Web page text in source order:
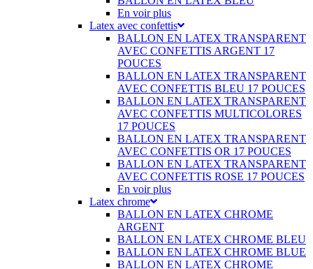
En voir plus
Latex avec confettis
BALLON EN LATEX TRANSPARENT
AVEC CONFETTIS ARGENT 17
POUCES
BALLON EN LATEX TRANSPARENT
AVEC CONFETTIS BLEU 17 POUCES
BALLON EN LATEX TRANSPARENT
AVEC CONFETTIS MULTICOLORES
17 POUCES
BALLON EN LATEX TRANSPARENT
AVEC CONFETTIS OR 17 POUCES
BALLON EN LATEX TRANSPARENT
AVEC CONFETTIS ROSE 17 POUCES
En voir plus
Latex chrome
BALLON EN LATEX CHROME
ARGENT
BALLON EN LATEX CHROME BLEU
BALLON EN LATEX CHROME BLUE
BALLON EN LATEX CHROME